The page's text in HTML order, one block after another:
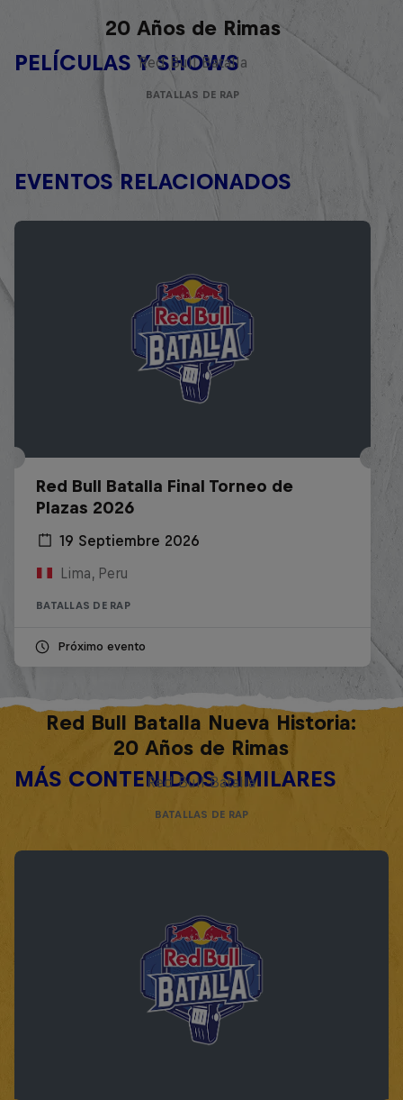
PELÍCULAS Y SHOWS
20 Años de Rimas
Red Bull Batalla
BATALLAS DE RAP
EVENTOS RELACIONADOS
Red Bull Batalla Final Torneo de
Plazas 2026
19 Septiembre 2026
Lima, Peru
BATALLAS DE RAP
Próximo evento
MÁS CONTENIDOS SIMILARES
Red Bull Batalla Nueva Historia:
20 Años de Rimas
Red Bull Batalla
BATALLAS DE RAP